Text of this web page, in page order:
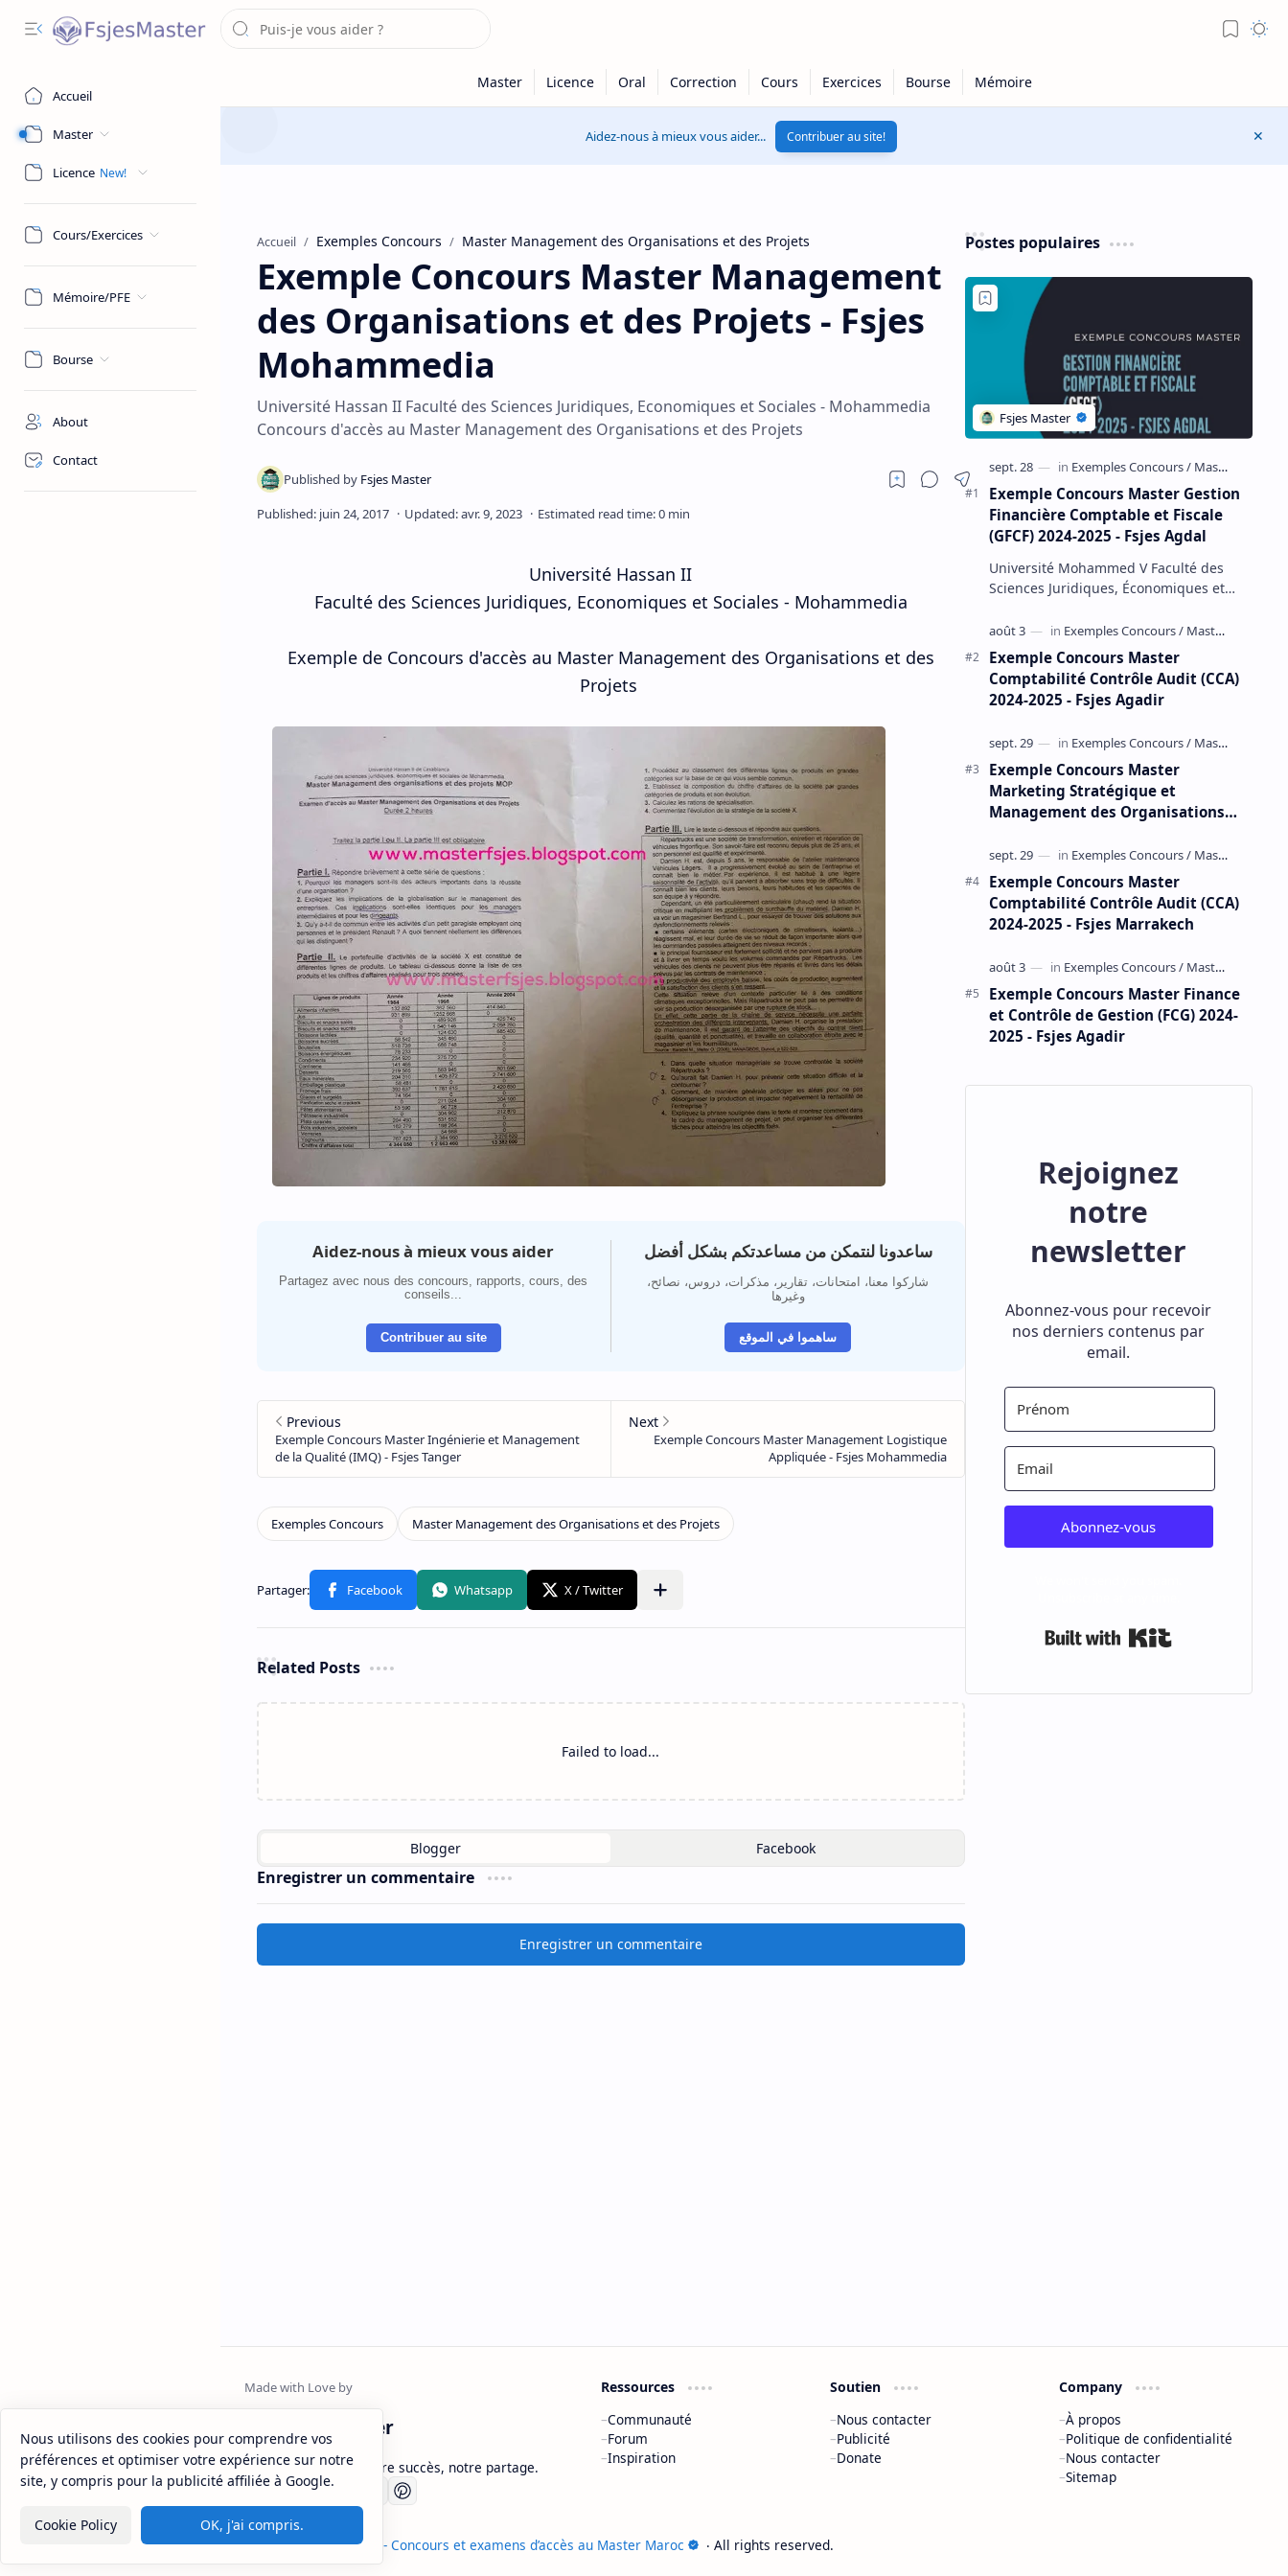
Accueil
Master
Licence
Cours/Exercices
Mémoire/PFE
Bourse
About
Contact
Sitemap Disclaimer
Aidez-nous à mieux vous aider... Contribuer au site!
Accueil Exemples Concours Master Management des Organisations et des Projets
Exemple Concours Master Management
des Organisations et des Projets - Fsjes
Mohammedia
Université Hassan II Faculté des Sciences Juridiques, Economiques et Sociales - Mohammedia
Concours d'accès au Master Management des Organisations et des Projets
Université Hassan II
Faculté des Sciences Juridiques, Economiques et Sociales - Mohammedia
Exemple de Concours d'accès au Master Management des Organisations et des
Projets
Aidez-nous à mieux vous aider
Partagez avec nous des concours, rapports, cours, des
conseils...
Contribuer au site
ساعدونا لنتمكن من مساعدتكم بشكل أفضل
شاركوا معنا، امتحانات، تقارير، مذكرات، دروس، نصائح،
وغيرها
ساهموا في الموقع
Related Posts
Failed to load...
Enregistrer un commentaire
Enregistrer un commentaire
Postes populaires
Exemple Concours Master Gestion
Financière Comptable et Fiscale
(GFCF) 2024-2025 - Fsjes Agdal
Université Mohammed V Faculté des
Sciences Juridiques, Économiques et
d'accès au Master Gestion Financière
Comp…
Exemple Concours Master
Comptabilité Contrôle Audit (CCA)
2024-2025 - Fsjes Agadir
Exemple Concours Master
Marketing Stratégique et
Management des Organisations
Exemple Concours Master
Comptabilité Contrôle Audit (CCA)
2024-2025 - Fsjes Marrakech
Exemple Concours Master Finance
et Contrôle de Gestion (FCG) 2024-
2025 - Fsjes Agadir
Rejoignez
notre
newsletter
Abonnez-vous pour recevoir
nos derniers contenus par
email.
Abonnez-vous
FsjesMaster
Fsjesmaster.com : Votre succès, notre partage.
Ressources
Communauté
Forum
Inspiration
Soutien
Nous contacter
Publicité
Donate
Company
À propos
Politique de confidentialité
Nous contacter
Sitemap
© 2026‧Fsjes Master - Concours et examens d’accès au Master Maroc ‧ All rights reserved.
Nous utilisons des cookies pour comprendre vos
préférences et optimiser votre expérience sur notre
site, y compris pour la publicité affiliée à Google.
Cookie Policy OK, j'ai compris.